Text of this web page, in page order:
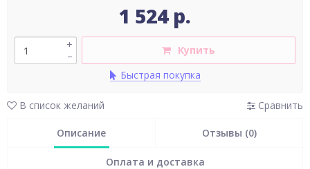
1 524 р.
–
+
Купить
Быстрая покупка
В список желаний Сравнить
Описание Отзывы (0)
Оплата и доставка